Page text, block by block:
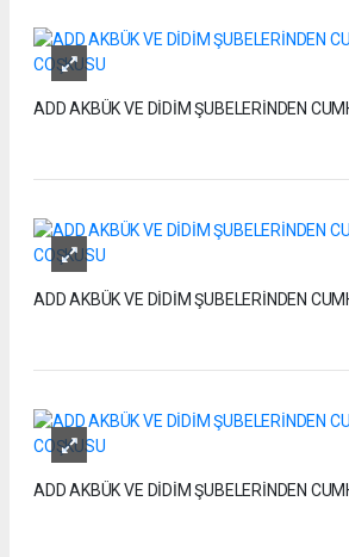
ADD AKBÜK VE DİDİM ŞUBELERİNDEN
ADD AKBÜK VE DİDİM ŞUBELERİNDEN
ADD AKBÜK VE DİDİM ŞUBELERİNDEN